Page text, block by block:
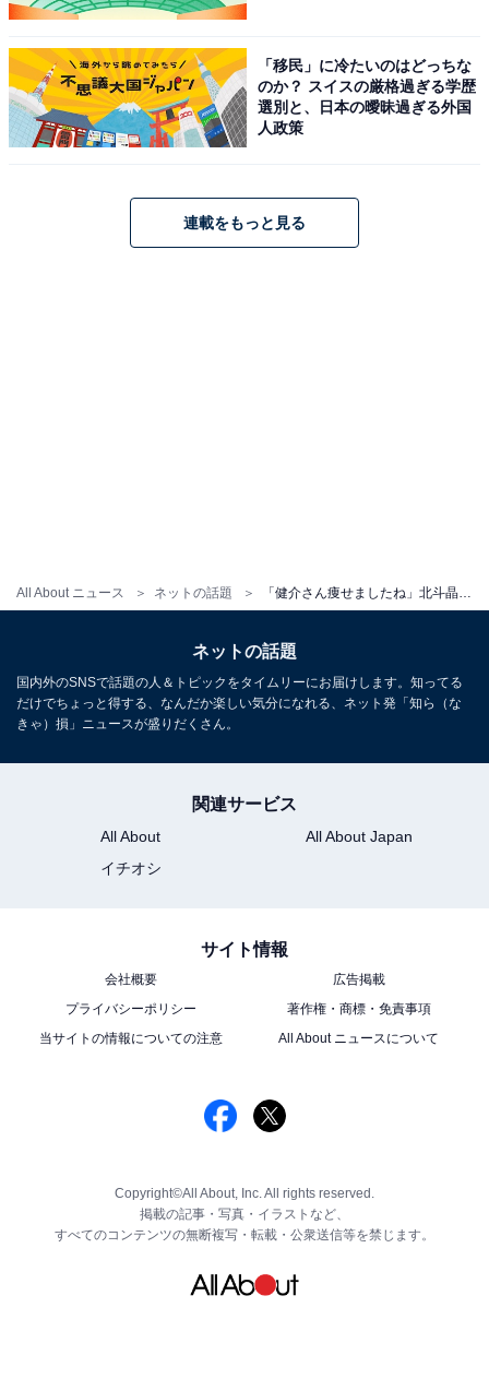
All About ニュース ネットの話題
「移民」に冷たいのはどっちな
のか？ スイスの厳格過ぎる学歴
選別と、日本の曖昧過ぎる外国
人政策
連載をもっと見る
ネットの話題
国内外のSNSで話題の人＆トピックをタイムリーにお届けします。知ってる
だけでちょっと得する、なんだか楽しい気分になれる、ネット発「知ら（な
きゃ）損」ニュースが盛りだくさん。
関連サービス
All About
All About Japan
イチオシ
サイト情報
会社概要
広告掲載
プライバシーポリシー
著作権・商標・免責事項
当サイトの情報についての注意
All About ニュースについて
Copyright©All About, Inc. All rights reserved.
掲載の記事・写真・イラストなど、
すべてのコンテンツの無断複写・転載・公衆送信等を禁じます。